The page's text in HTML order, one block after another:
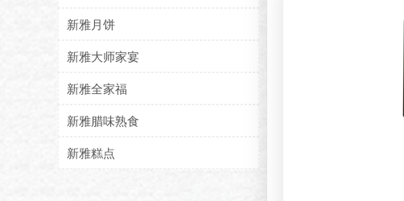
新雅月饼
新雅大师家宴
新雅全家福
新雅腊味熟食
新雅糕点